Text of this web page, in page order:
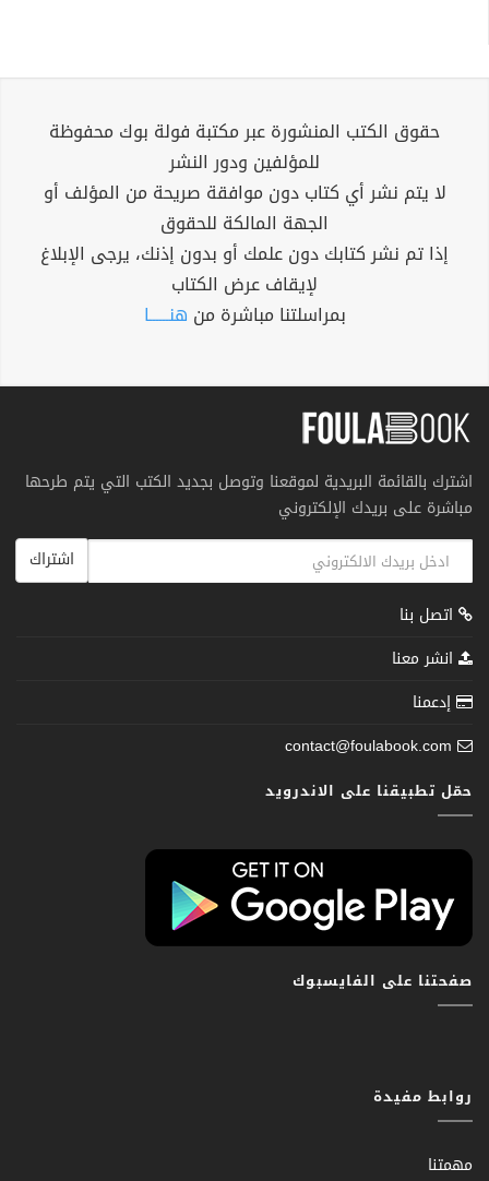
حقوق الكتب المنشورة عبر مكتبة فولة بوك محفوظة
للمؤلفين ودور النشر
لا يتم نشر أي كتاب دون موافقة صريحة من المؤلف أو
الجهة المالكة للحقوق
إذا تم نشر كتابك دون علمك أو بدون إذنك، يرجى الإبلاغ
لإيقاف عرض الكتاب
بمراسلتنا مباشرة من هنــــــا
اشترك بالقائمة البريدية لموقعنا وتوصل بجديد الكتب التي يتم طرحها
مباشرة على بريدك الإلكتروني
اشتراك
اتصل بنا
انشر معنا
إدعمنا
contact@foulabook.com
حمّل تطبيقنا على الاندرويد
صفحتنا على الفايسبوك
روابط مفيدة
مهمتنا